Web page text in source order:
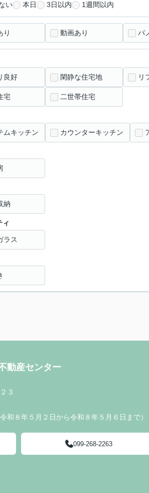
い 本日 3日以内 1週間以内
り 動画あり パ
良好 閑静な住宅地 リ
宅 二世帯住宅
ムキッチン カウンターキッチン
納
ィ
ラス
動産センター
３
和８年５月２日から令和８年５月６日まで）
099-268-2263